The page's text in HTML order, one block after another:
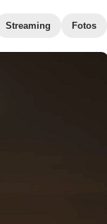
Streaming Fotos